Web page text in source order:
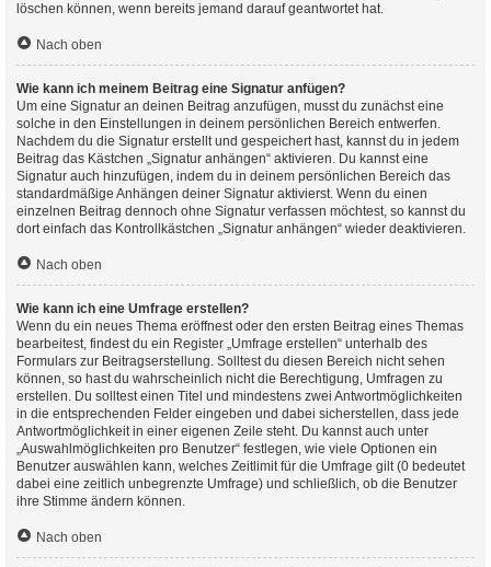
löschen können, wenn bereits jemand darauf geantwortet hat.
Nach oben
Wie kann ich meinem Beitrag eine Signatur anfügen?
Um eine Signatur an deinen Beitrag anzufügen, musst du zunächst eine
solche in den Einstellungen in deinem persönlichen Bereich entwerfen.
Nachdem du die Signatur erstellt und gespeichert hast, kannst du in jedem
Beitrag das Kästchen „Signatur anhängen“ aktivieren. Du kannst eine
Signatur auch hinzufügen, indem du in deinem persönlichen Bereich das
standardmäßige Anhängen deiner Signatur aktivierst. Wenn du einen
einzelnen Beitrag dennoch ohne Signatur verfassen möchtest, so kannst du
dort einfach das Kontrollkästchen „Signatur anhängen“ wieder deaktivieren.
Nach oben
Wie kann ich eine Umfrage erstellen?
Wenn du ein neues Thema eröffnest oder den ersten Beitrag eines Themas
bearbeitest, findest du ein Register „Umfrage erstellen“ unterhalb des
Formulars zur Beitragserstellung. Solltest du diesen Bereich nicht sehen
können, so hast du wahrscheinlich nicht die Berechtigung, Umfragen zu
erstellen. Du solltest einen Titel und mindestens zwei Antwortmöglichkeiten
in die entsprechenden Felder eingeben und dabei sicherstellen, dass jede
Antwortmöglichkeit in einer eigenen Zeile steht. Du kannst auch unter
„Auswahlmöglichkeiten pro Benutzer“ festlegen, wie viele Optionen ein
Benutzer auswählen kann, welches Zeitlimit für die Umfrage gilt (0 bedeutet
dabei eine zeitlich unbegrenzte Umfrage) und schließlich, ob die Benutzer
ihre Stimme ändern können.
Nach oben